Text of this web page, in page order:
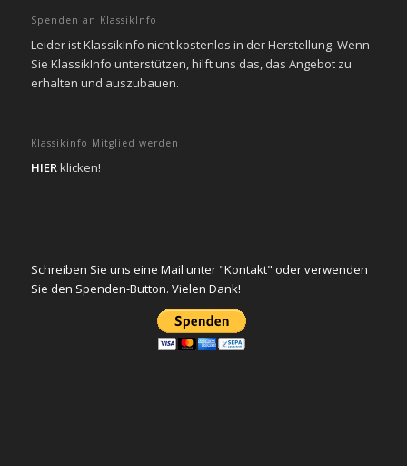
Spenden an KlassikInfo
Leider ist KlassikInfo nicht kostenlos in der Herstellung. Wenn
Sie KlassikInfo unterstützen, hilft uns das, das Angebot zu
erhalten und auszubauen.
Klassikinfo Mitglied werden
HIERklicken!
Schreiben Sie uns eine Mail unter "Kontakt" oder verwenden
Sie den Spenden-Button. Vielen Dank!